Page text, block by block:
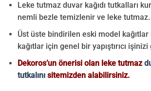
Leke tutmaz duvar kağıdı tutkalları
nemli bezle temizlenir ve leke tutmaz.
Üst üste bindirilen eski model
kağıtlar için genel bir yapıştırıcı
Dekoros’un önerisi olan leke tutmaz
tutkalınısitemizden alabilirsiniz.